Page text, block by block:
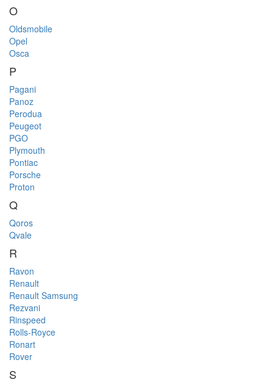
O
Oldsmobile
Opel
Osca
P
Pagani
Panoz
Perodua
Peugeot
PGO
Plymouth
Pontiac
Porsche
Proton
Q
Qoros
Qvale
R
Ravon
Renault
Renault Samsung
Rezvani
Rinspeed
Rolls-Royce
Ronart
Rover
S